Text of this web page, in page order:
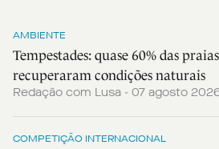
AMBIENTE
Tempestades: quase 60% das
recuperaram condições naturais
Redação com Lusa - 07 agosto
COMPETIÇÃO INTERNACIONAL